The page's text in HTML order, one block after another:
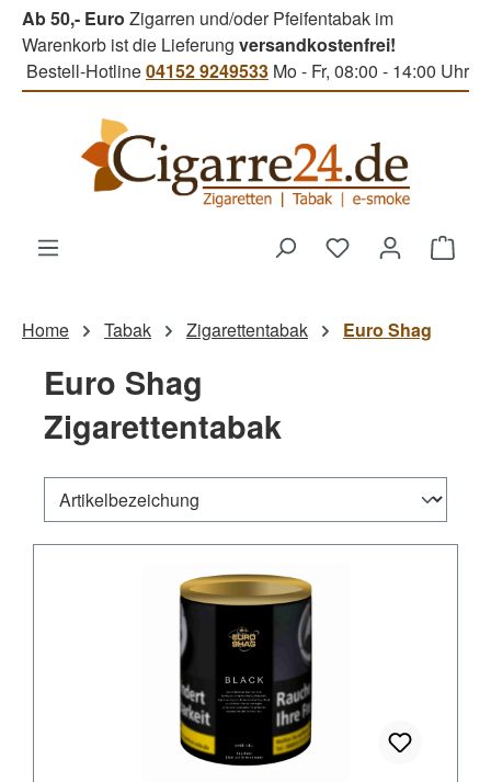
Zum Hauptinhalt springen
Ab 50,- Euro Zigarren und/oder Pfeifentabak im
Warenkorb ist die Lieferung versandkostenfrei!
Bestell-Hotline04152 9249533 Mo - Fr, 08:00 - 14:00 Uhr
Du hast 0
Home Tabak Zigarettentabak Euro Shag
Euro Shag
Zigarettentabak